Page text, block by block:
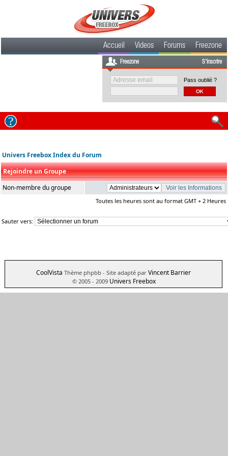
Accueil Videos Forums Freezone
Freezone S'inscrire
Pass oublié ?
Univers Freebox Index du Forum
Rejoindre un Groupe
Non-membre du groupe
Toutes les heures sont au format GMT + 2 Heures
Sauter vers:
CoolVista Thème phpbb - Site adapté par Vincent Barrier
© 2005 - 2009 Univers Freebox